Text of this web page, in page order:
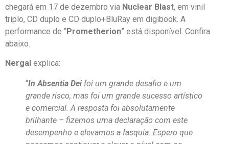
chegará em 17 de dezembro via Nuclear Blast, em vinil
triplo, CD duplo e CD duplo+BluRay em digibook. A
performance de “Prometherion” está disponível. Confira
abaixo.
Nergal explica:
“In Absentia Dei foi um grande desafio e um
grande risco, mas foi um grande sucesso artístico
e comercial. A resposta foi absolutamente
brilhante – fizemos uma declaração com este
desempenho e elevamos a fasquia. Espero que